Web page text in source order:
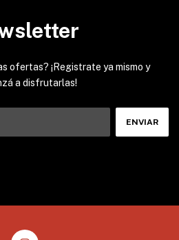
ofertas? ¡Registrate ya mismo y
a disfrutarlas!